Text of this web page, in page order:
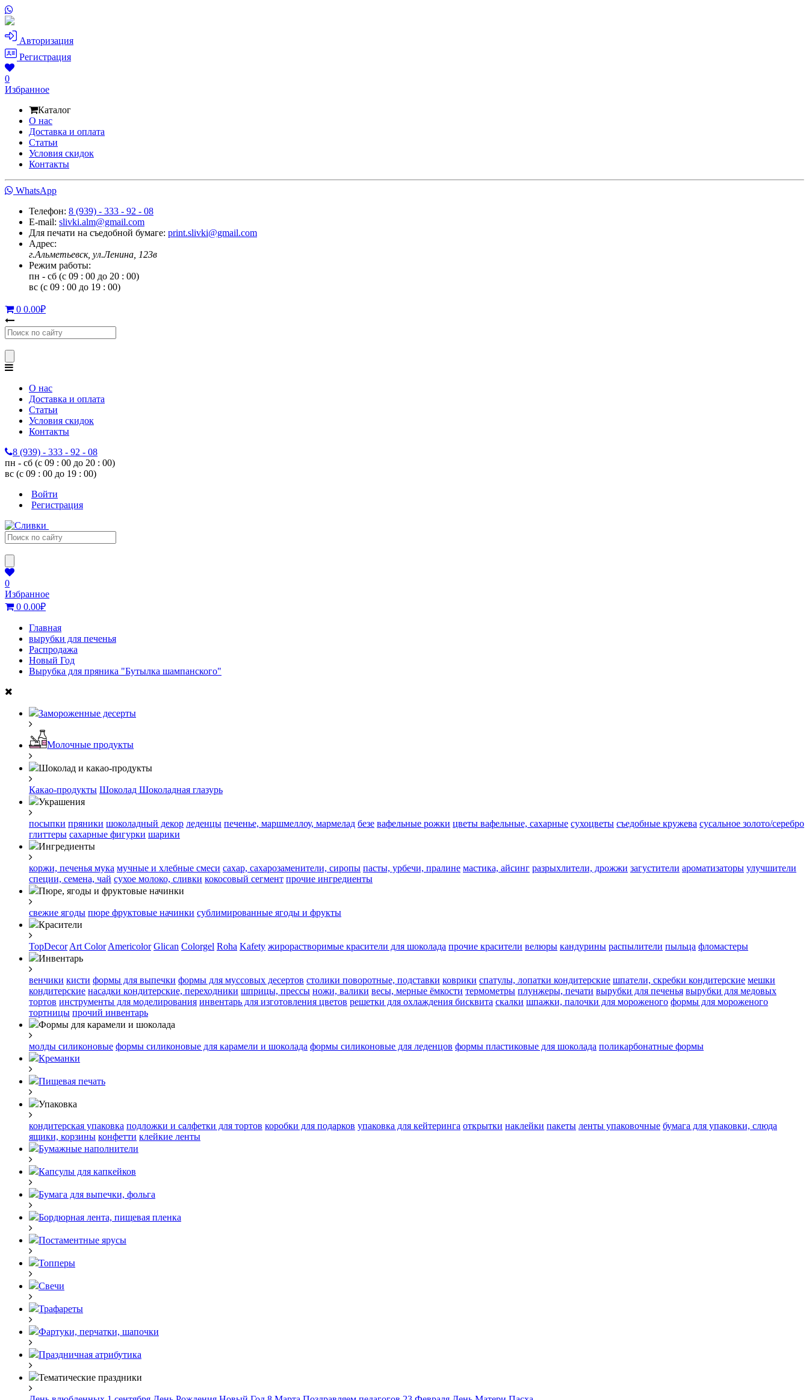
Авторизация
Регистрация
0
Избранное
Каталог
О нас
Доставка и оплата
Статьи
Условия скидок
Контакты
WhatsApp
Телефон: 8 (939) - 333 - 92 - 08
E-mail: slivki.alm@gmail.com
Для печати на съедобной бумаге: print.slivki@gmail.com
Адрес:
г.Альметьевск, ул.Ленина, 123в
Режим работы:
пн - сб (с 09 : 00 до 20 : 00)
вс (с 09 : 00 до 19 : 00)
0 0.00₽
О нас
Доставка и оплата
Статьи
Условия скидок
Контакты
8 (939) - 333 - 92 - 08
пн - сб (с 09 : 00 до 20 : 00)
вс (с 09 : 00 до 19 : 00)
Войти
Регистрация
0
Избранное
0 0.00₽
Главная
вырубки для печенья
Распродажа
Новый Год
Вырубка для пряника "Бутылка шампанского"
Замороженные десерты
Молочные продукты
Шоколад и какао-продукты
Какао-продукты Шоколад Шоколадная глазурь
Украшения
посыпки пряники шоколадный декор леденцы печенье, маршмеллоу, мармелад безе вафельные рожки цветы вафельные, сахарные сухоцветы съедобные кружева сусальное золото/серебро
глиттеры сахарные фигурки шарики
Ингредиенты
коржи, печенья мука мучные и хлебные смеси сахар, сахарозаменители, сиропы пасты, урбечи, пралине мастика, айсинг разрыхлители, дрожжи загустители ароматизаторы улучшители
специи, семена, чай сухое молоко, сливки кокосовый сегмент прочие ингредиенты
Пюре, ягоды и фруктовые начинки
свежие ягоды пюре фруктовые начинки сублимированные ягоды и фрукты
Красители
TopDecor Art Color Americolor Glican Colorgel Roha Kafety жирорастворимые красители для шоколада прочие красители велюры кандурины распылители пыльца фломастеры
Инвентарь
венчики кисти формы для выпечки формы для муссовых десертов столики поворотные, подставки коврики cпатулы, лопатки кондитерские шпатели, скребки кондитерские мешки
кондитерские насадки кондитерские, переходники шприцы, прессы ножи, валики весы, мерные ёмкости термометры плунжеры, печати вырубки для печенья вырубки для медовых
тортов инструменты для моделирования инвентарь для изготовления цветов решетки для охлаждения бисквита скалки шпажки, палочки для мороженого формы для мороженого
тортницы прочий инвентарь
Формы для карамели и шоколада
молды силиконовые формы силиконовые для карамели и шоколада формы силиконовые для леденцов формы пластиковые для шоколада поликарбонатные формы
Креманки
Пищевая печать
Упаковка
кондитерская упаковка подложки и салфетки для тортов коробки для подарков упаковка для кейтеринга открытки наклейки пакеты ленты упаковочные бумага для упаковки, слюда
ящики, корзины конфетти клейкие ленты
Бумажные наполнители
Капсулы для капкейков
Бумага для выпечки, фольга
Бордюрная лента, пищевая пленка
Постаментные ярусы
Топперы
Свечи
Трафареты
Фартуки, перчатки, шапочки
Праздничная атрибутика
Тематические праздники